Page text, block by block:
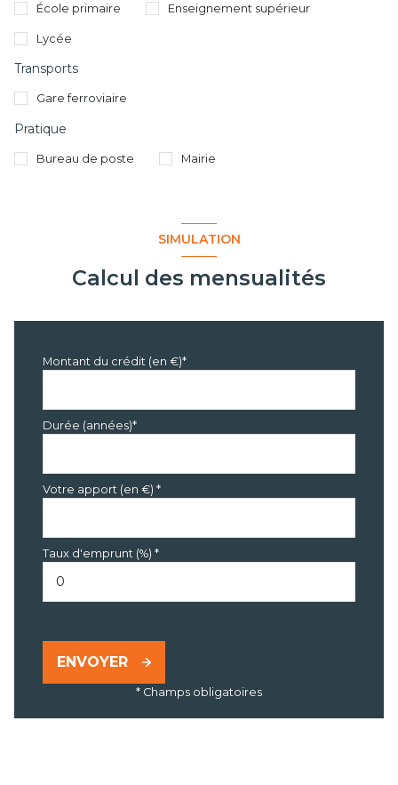
École primaire Enseignement supérieur
Lycée
Transports
Gare ferroviaire
Pratique
Bureau de poste Mairie
SIMULATION
Calcul des mensualités
Montant du crédit (en €)*
Durée (années)*
Votre apport (en €) *
Taux d'emprunt (%) *
ENVOYER
* Champs obligatoires